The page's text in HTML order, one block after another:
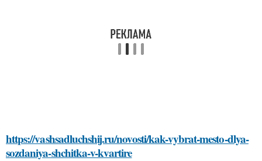
https://vashsadluchshij.ru/novosti/kak-vybrat-mesto-dlya-
sozdaniya-shchitka-v-kvartire